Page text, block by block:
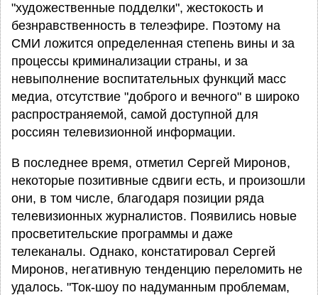
"художественные подделки", жестокость и
безнравственность в телеэфире. Поэтому на
СМИ ложится определенная степень вины и за
процессы криминализации страны, и за
невыполнение воспитательных функций масс
медиа, отсутствие "доброго и вечного" в широко
распространяемой, самой доступной для
россиян телевизионной информации.
В последнее время, отметил Сергей Миронов,
некоторые позитивные сдвиги есть, и произошли
они, в том числе, благодаря позиции ряда
телевизионных журналистов. Появились новые
просветительские программы и даже
телеканалы. Однако, констатировал Сергей
Миронов, негативную тенденцию переломить не
удалось. "Ток-шоу по надуманным проблемам,